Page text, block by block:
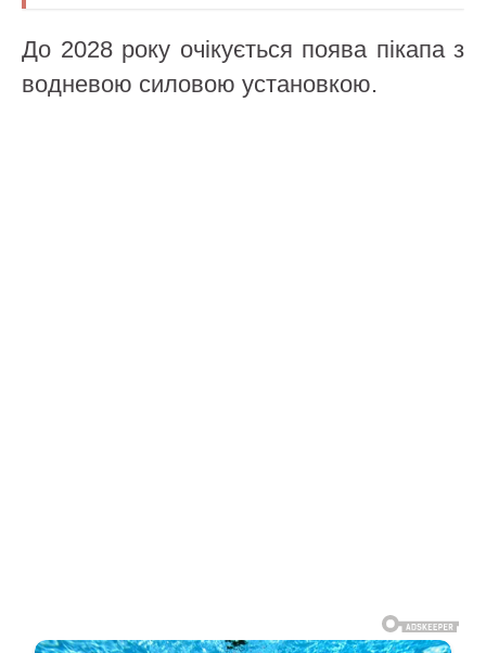
До 2028 року очікується поява пікапа з
водневою силовою установкою.